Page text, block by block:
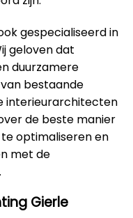
ook gespecialiseerd in
geloven dat
duurzamere
bestaande
interieurarchitecten
de beste manier
optimaliseren en
met de
Gierle